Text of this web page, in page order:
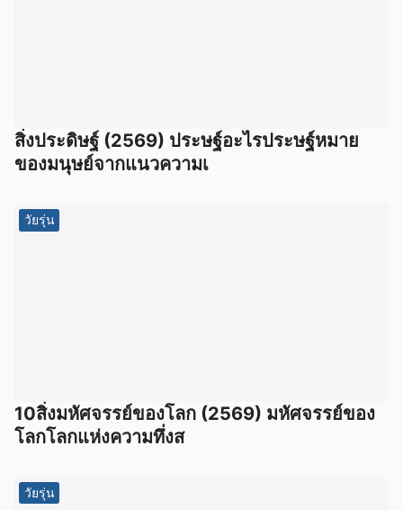
สิ่งประดิษฐ์ (2569) ประษฐ์อะไรประษฐ์หมาย
ของมนุษย์จากแนวความเ
วัยรุ่น
10สิ่งมหัศจรรย์ของโลก (2569) มหัศจรรย์ของ
โลกโลกแห่งความทึ่งส
วัยรุ่น